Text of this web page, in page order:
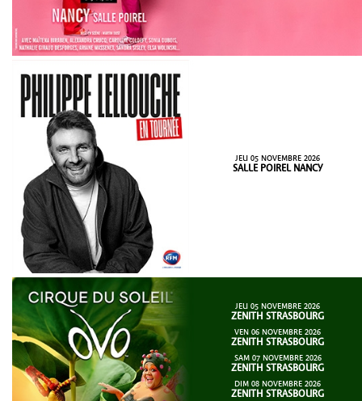
JEU 05 NOVEMBRE 2026
SALLE POIREL NANCY
JEU 05 NOVEMBRE 2026
ZENITH STRASBOURG
VEN 06 NOVEMBRE 2026
ZENITH STRASBOURG
SAM 07 NOVEMBRE 2026
ZENITH STRASBOURG
DIM 08 NOVEMBRE 2026
ZENITH STRASBOURG